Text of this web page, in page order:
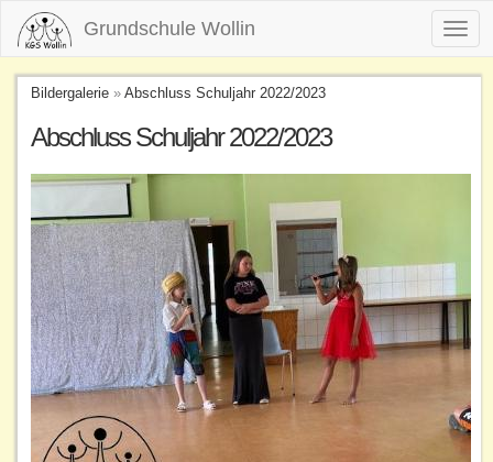
Grundschule Wollin
Bildergalerie »Abschluss Schuljahr 2022/2023
Abschluss Schuljahr 2022/2023